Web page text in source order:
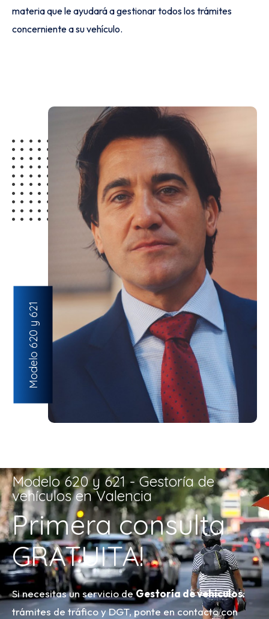
materia que le ayudará a gestionar todos los trámites
concerniente a su vehículo.
Modelo 620 y 621
Modelo 620 y 621 - Gestoría de
vehículos en Valencia
Primera consulta
GRATUITA!
Si necesitas un servicio deGestoría de vehículos:
trámites de tráfico y DGT, ponte en contacto con